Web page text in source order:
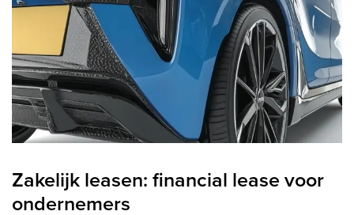
Zakelijk leasen: financial lease voor
ondernemers